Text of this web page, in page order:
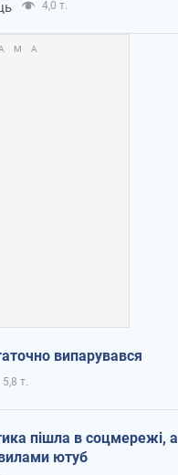
4,0 т.
випарувався
5,8 т.
пішла в соцмережі, а
ютуб